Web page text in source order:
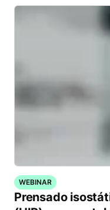
WEBINAR
Prensado